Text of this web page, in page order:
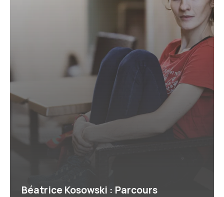
Béatrice Kosowski : Parcours